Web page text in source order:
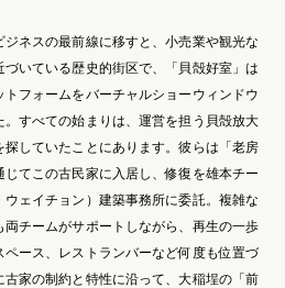
ネスの最前線に移すと、小売業や観光な
いている歴史的街区で、「貝殻好室」は
フォームをバーチャルショーウィンドウ
すべての始まりは、運営を担う貝殻放大
していたことにあります。彼らは「老房
てこの古民家に入居し、修復を雄本チー
ェイチョン）建築事務所に委託。複雑な
チームがサポートしながら、再生の一歩
ース、レストランバーなど何度も位置づ
家の制約と特性に沿って、大稲埕の「前